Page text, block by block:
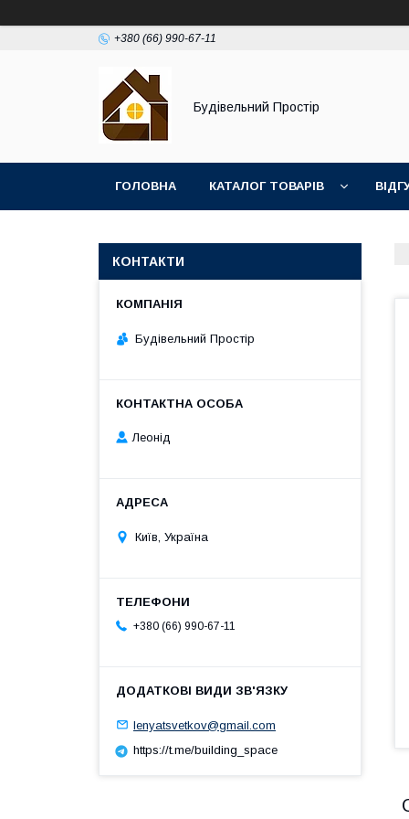
+380 (66) 990-67-11
Будівельний Простір
ГОЛОВНА КАТАЛОГ ТОВАРІВ
КОНТАКТИ
Будівельний Простір
Леонід
Київ, Україна
+380 (66) 990-67-11
lenyatsvetkov@gmail.com
https://t.me/building_space